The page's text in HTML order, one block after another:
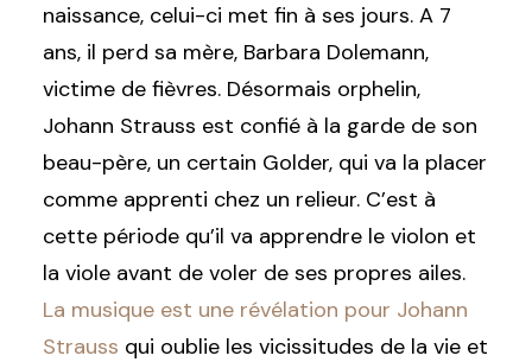
naissance, celui-ci met fin à ses jours. A 7
ans, il perd sa mère, Barbara Dolemann,
victime de fièvres. Désormais orphelin,
Johann Strauss est confié à la garde de son
beau-père, un certain Golder, qui va la placer
comme apprenti chez un relieur. C’est à
cette période qu’il va apprendre le violon et
la viole avant de voler de ses propres ailes.
La musique est une révélation pour Johann
Strauss qui oublie les vicissitudes de la vie et